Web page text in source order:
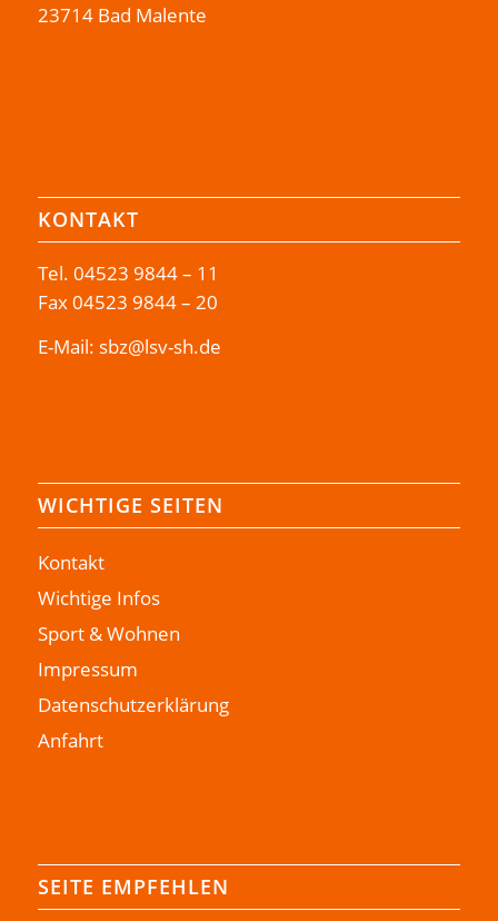
23714 Bad Malente
KONTAKT
Tel. 04523 9844 – 11
Fax 04523 9844 – 20
E-Mail: sbz@lsv-sh.de
WICHTIGE SEITEN
Kontakt
Wichtige Infos
Sport & Wohnen
Impressum
Datenschutzerklärung
Anfahrt
SEITE EMPFEHLEN